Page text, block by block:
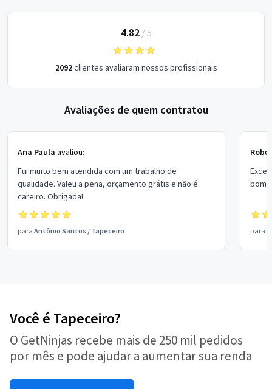
4.82/ 5
2092clientes avaliaram nossos profissionais
Avaliações de quem contratou
Ana Paula avaliou:
Fui muito bem atendida com um trabalho de
qualidade. Valeu a pena, orçamento grátis e não é
careiro. Obrigada!
para Antônio Santos / Tapeceiro
bom
para
Você é Tapeceiro?
O GetNinjas recebe mais de 250 mil pedidos
por mês e pode ajudar a aumentar sua renda